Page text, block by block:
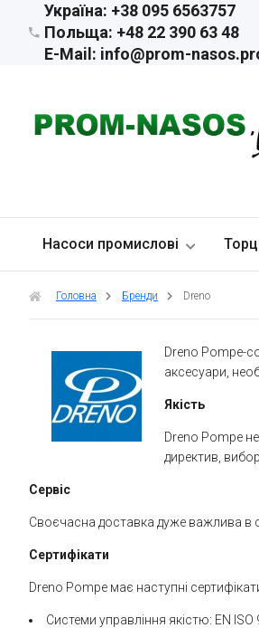
Україна: +38 095 6563757
Польща: +48 22 390 63 48
E-Mail: info@prom-
Насоси промислові
Головна Бренди Dreno
Dreno Pompe-
аксесуари,
Якість
Dreno Pompe
директив,
Сервіс
Своєчасна доставка дуже важлива в
Сертифікати
Dreno Pompe має наступні
Системи управління якістю: EN